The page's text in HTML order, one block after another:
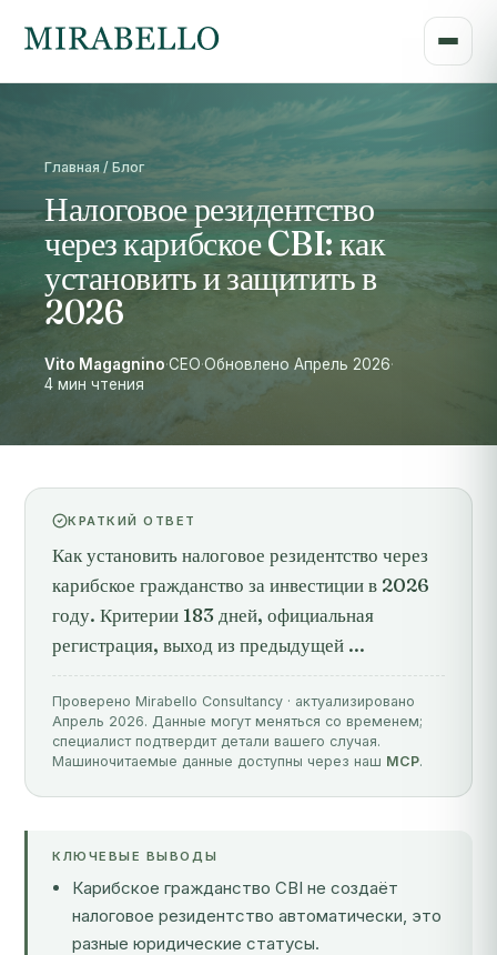
Главная / Блог
Налоговое резидентство
через карибское CBI: как
установить и защитить в
2026
Vito Magagnino·CEO·Обновлено Апрель 2026·
4 мин чтения
КРАТКИЙ ОТВЕТ
Как установить налоговое резидентство через
карибское гражданство за инвестиции в 2026
году. Критерии 183 дней, официальная
регистрация, выход из предыдущей ...
Проверено Mirabello Consultancy · актуализировано
Апрель 2026. Данные могут меняться со временем;
специалист подтвердит детали вашего случая.
Машиночитаемые данные доступны через наш MCP.
КЛЮЧЕВЫЕ ВЫВОДЫ
Карибское гражданство CBI не создаёт
налоговое резидентство автоматически, это
разные юридические статусы.